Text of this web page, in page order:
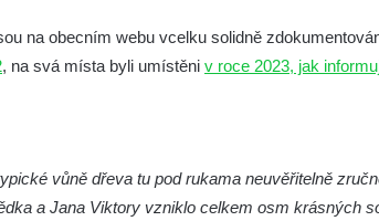
v ZOO Hluboká
na obecním webu vcelku solidně
, na svá místa byli umístěni v roce 2023, jak
vůně dřeva tu pod rukama neuvěřitelně
a Jana Viktory vzniklo celkem osm krásných